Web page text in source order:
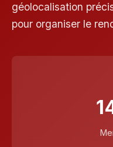
géolocalisation
pour organiser le